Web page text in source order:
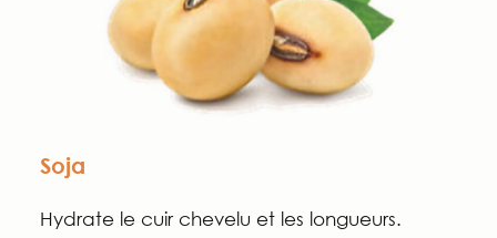
Soja
Hydrate le cuir chevelu et les longueurs.